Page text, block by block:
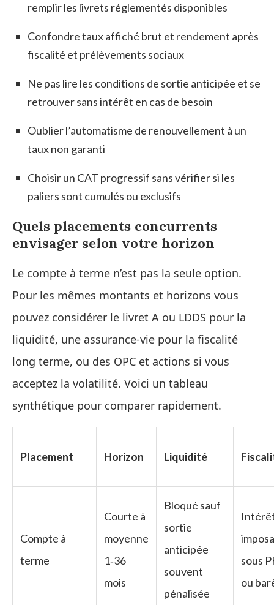
remplir les livrets réglementés disponibles
Confondre taux affiché brut et rendement après
fiscalité et prélèvements sociaux
Ne pas lire les conditions de sortie anticipée et se
retrouver sans intérêt en cas de besoin
Oublier l’automatisme de renouvellement à un
taux non garanti
Choisir un CAT progressif sans vérifier si les
paliers sont cumulés ou exclusifs
Quels placements concurrents
envisager selon votre horizon
Le compte à terme n’est pas la seule option.
Pour les mêmes montants et horizons vous
pouvez considérer le livret A ou LDDS pour la
liquidité, une assurance‑vie pour la fiscalité
long terme, ou des OPC et actions si vous
acceptez la volatilité. Voici un tableau
synthétique pour comparer rapidement.
Placement Horizon Liquidité
Compte à
terme
Courte à
moyenne
1‑36
mois
Bloqué sauf
sortie
anticipée
souvent
pénalisée
sous
ou